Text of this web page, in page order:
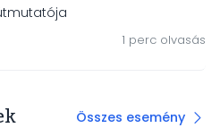
1 perc olvasás
Összes esemény